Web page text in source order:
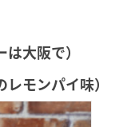
大阪で）
モンパイ味）